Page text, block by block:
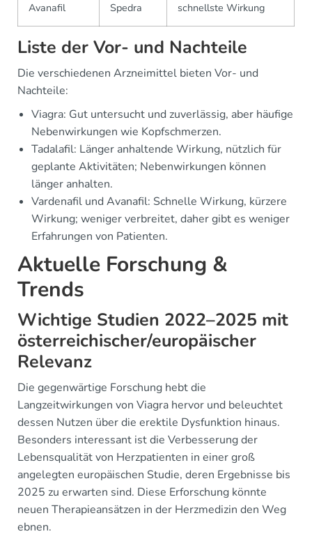
Avanafil Spedra schnellste Wirkung
Liste der Vor- und Nachteile
Die verschiedenen Arzneimittel bieten Vor- und
Nachteile:
Viagra: Gut untersucht und zuverlässig, aber häufige
Nebenwirkungen wie Kopfschmerzen.
Tadalafil: Länger anhaltende Wirkung, nützlich für
geplante Aktivitäten; Nebenwirkungen können
länger anhalten.
Vardenafil und Avanafil: Schnelle Wirkung, kürzere
Wirkung; weniger verbreitet, daher gibt es weniger
Erfahrungen von Patienten.
Aktuelle Forschung &
Trends
Wichtige Studien 2022–2025 mit
österreichischer/europäischer
Relevanz
Die gegenwärtige Forschung hebt die
Langzeitwirkungen von Viagra hervor und beleuchtet
dessen Nutzen über die erektile Dysfunktion hinaus.
Besonders interessant ist die Verbesserung der
Lebensqualität von Herzpatienten in einer groß
angelegten europäischen Studie, deren Ergebnisse bis
2025 zu erwarten sind. Diese Erforschung könnte
neuen Therapieansätzen in der Herzmedizin den Weg
ebnen.